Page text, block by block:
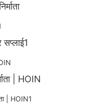
| HOIN